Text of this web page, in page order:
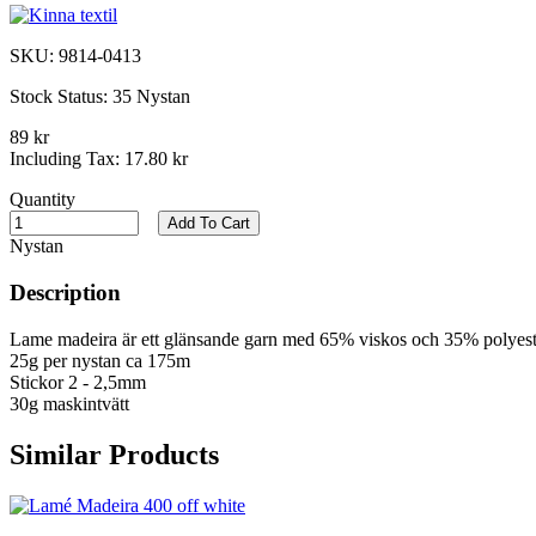
SKU: 9814-0413
Stock Status: 35 Nystan
89 kr
Including Tax: 17.80 kr
Quantity
Nystan
Add To Cart
Description
Lame madeira är ett glänsande garn med 65% viskos och 35%
25g per nystan ca 175m
Stickor 2 - 2,5mm
30g maskintvätt
Similar Products